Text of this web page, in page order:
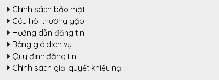
Chính sách bảo mật
Câu hỏi thường gặp
Hướng dẫn đăng tin
Bảng giá dịch vụ
Quy định đăng tin
Chính sách giải quyết khiếu nại